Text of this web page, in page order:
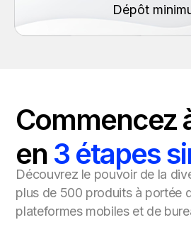
Dépôt
Commencez
en 3 étapes
Découvrez le pouvoir de la
plus de 500 produits à portée
plateformes mobiles et de